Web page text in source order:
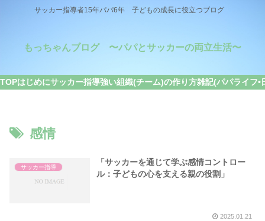
サッカー指導者15年パパ6年 子どもの成長に役立つブログ
もっちゃんブログ 〜パパとサッカーの両立生活〜
TOPはじめにサッカー指導強い組織(チーム)の作り方雑記(パパライフ•
感情
サッカー指導
「サッカーを通じて学ぶ感情コントロー
ル：子どもの心を支える親の役割」
2025.01.21